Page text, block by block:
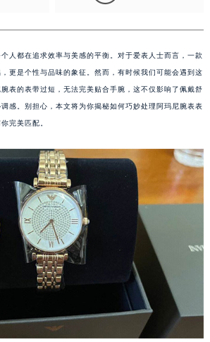
人都在追求效率与美感的平衡。对于爱表人士而言，一款
更是个性与品味的象征。然而，有时候我们可能会遇到这
表的表带过短，无法完美贴合手腕，这不仅影响了佩戴舒
感。别担心，本文将为你揭秘如何巧妙处理阿玛尼腕表表
完美匹配。